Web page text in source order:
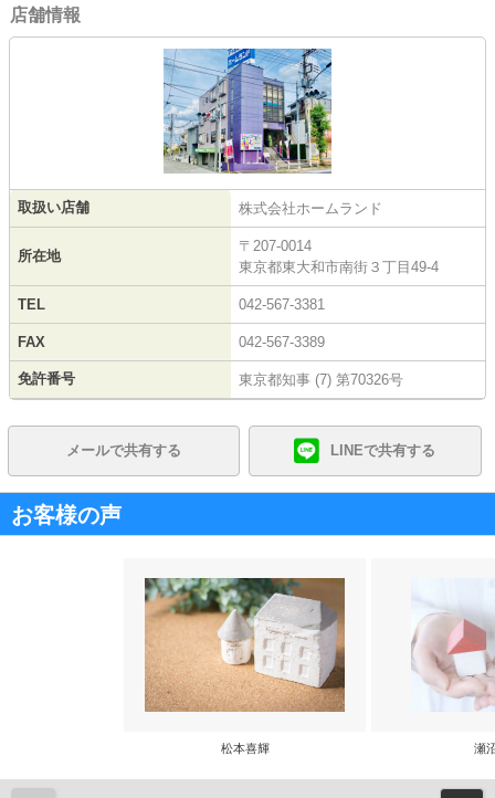
店舗情報
取扱い店舗 株式会社ホームランド
所在地
〒207-0014
東京都東大和市南街３丁目49-4
TEL 042-567-3381
FAX 042-567-3389
免許番号 東京都知事 (7) 第70326号
メールで共有する LINEで共有する
お客様の声
松本喜輝 瀬